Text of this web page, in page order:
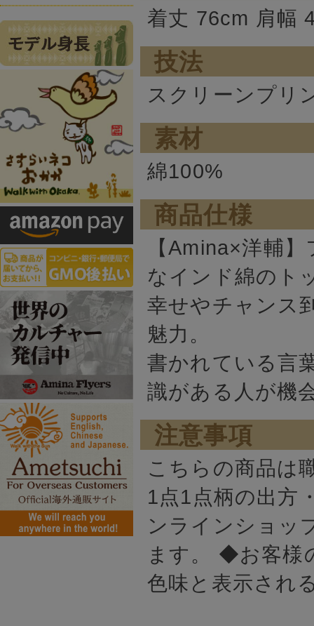
着丈 76cm 肩幅
技法
スクリーンプリ
素材
綿100%
商品仕様
【Amina×洋輔
なインド綿のト
幸せやチャンス
魅力。
書かれている言
識がある人が機
注意事項
こちらの商品は
1点1点柄の出方
ンラインショッ
ます。 ◆お客様
色味と表示され